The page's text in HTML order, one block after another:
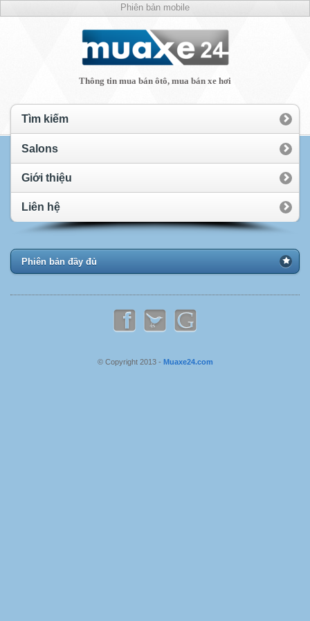
Phiên bản mobile
Thông tin mua bán ôtô, mua bán xe hơi
Tìm kiếm
Salons
Giới thiệu
Liên hệ
Phiên bản đầy đủ
© Copyright 2013 - Muaxe24.com